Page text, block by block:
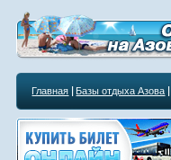
Главная Базы отдыха Азова